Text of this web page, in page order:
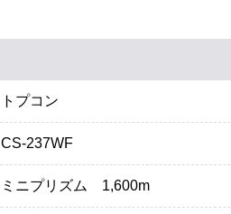
トプコン
CS-237WF
ミニプリズム 1,600m